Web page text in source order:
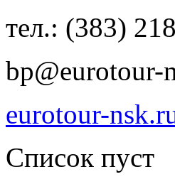
тел.: (383)
bp@eurotour-
eurotour-
Список пуст